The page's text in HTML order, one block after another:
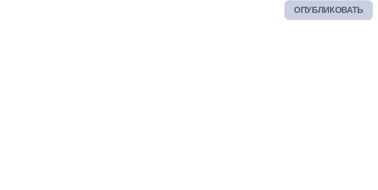
ОПУБЛИКОВАТЬ